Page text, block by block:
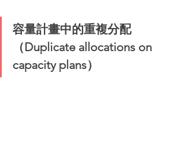
容量計畫中的重複分配
（Duplicate allocations on
capacity plans）